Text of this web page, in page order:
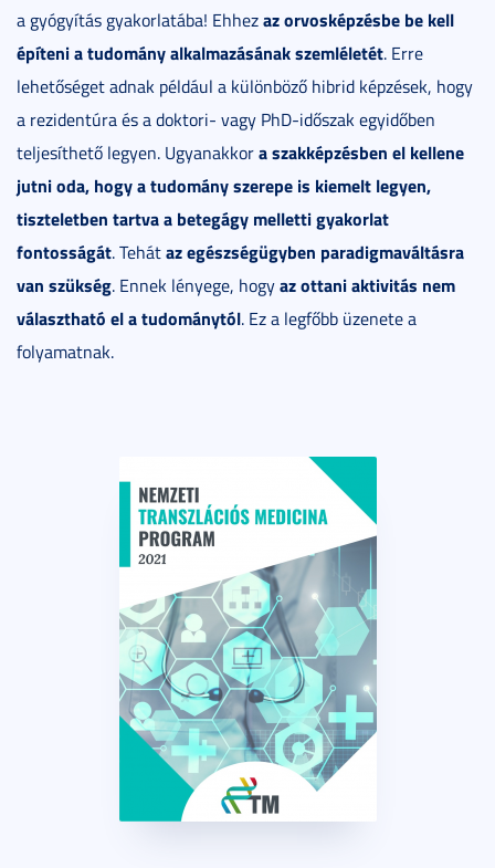
a gyógyítás gyakorlatába! Ehhezaz orvosképzésbe be kell
építeni a tudomány alkalmazásának szemléletét. Erre
lehetőséget adnak például a különböző hibrid képzések, hogy
a rezidentúra és a doktori- vagy PhD-időszak egyidőben
teljesíthető legyen. Ugyanakkora szakképzésben el kellene
jutni oda, hogy a tudomány szerepe is kiemelt legyen,
tiszteletben tartva a betegágy melletti gyakorlat
fontosságát. Tehátaz egészségügyben paradigmaváltásra
van szükség. Ennek lényege, hogyaz ottani aktivitás nem
választható el a tudománytól. Ez a legfőbb üzenete a
folyamatnak.